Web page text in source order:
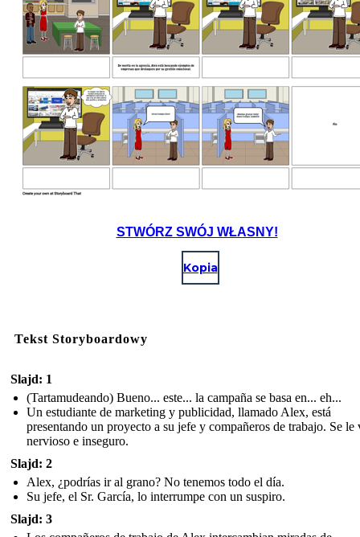
STWÓRZ SWÓJ WŁASNY!
Kopia
Tekst Storyboardowy
Slajd: 1
(Tartamudeando) Bueno... este... la campaña se basa en... eh...
Un estudiante de marketing y publicidad, llamado Alex, está
presentando un proyecto a su jefe y compañeros de trabajo. Se le
nervioso e inseguro.
Slajd: 2
Alex, ¿podrías ir al grano? No tenemos todo el día.
Su jefe, el Sr. García, lo interrumpe con un suspiro.
Slajd: 3